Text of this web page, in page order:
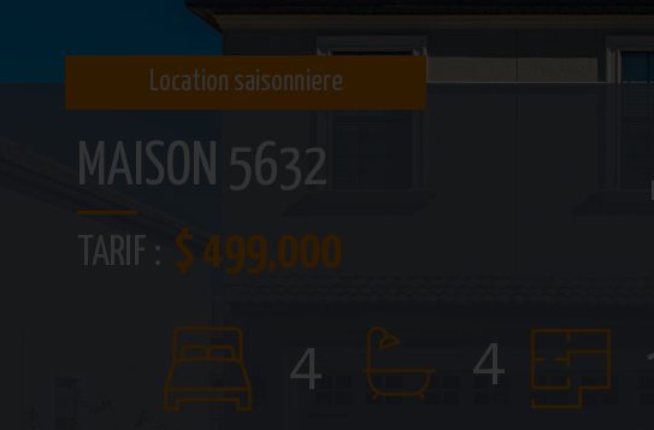
Location saisonniere
MAISON 5632
TARIF : $ 499,000
4 4